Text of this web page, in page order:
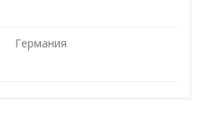
Германия